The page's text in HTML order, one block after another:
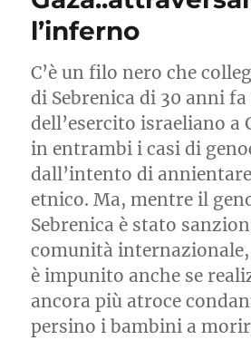
l’inferno
C’è un filo nero che
di Sebrenica di 30 anni
dell’esercito israeliano a
in entrambi i casi di
dall’intento di
etnico. Ma, mentre il
Sebrenica è stato
comunità internazionale,
è impunito anche se
ancora più atroce
persino i bambini a